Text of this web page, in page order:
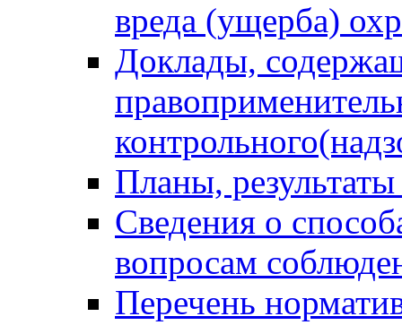
вреда (ущерба)
Доклады,
Планы,
Сведения о
вопросам
Перечень